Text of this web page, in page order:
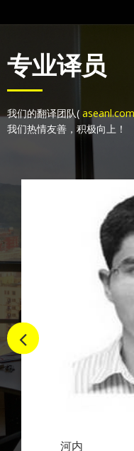
专业译员
我们的翻译团队(
我们热情友善，积极向上！
河内